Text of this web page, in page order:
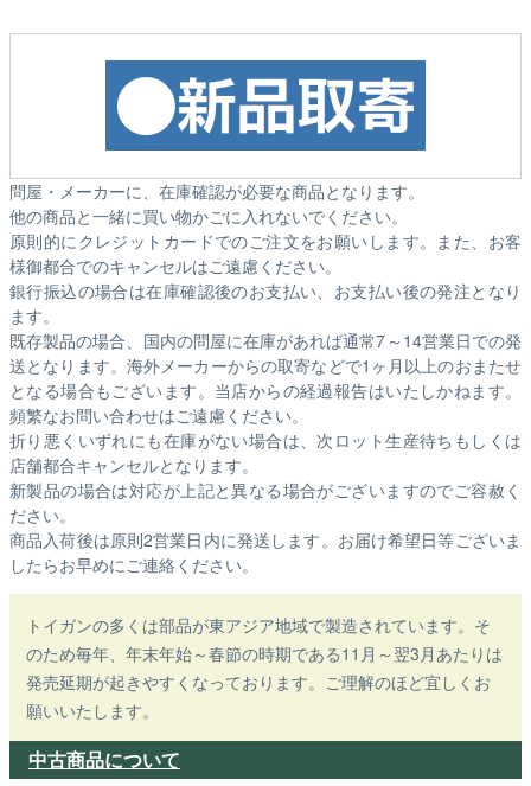
問屋・メーカーに、在庫確認が必要な商品となります。
他の商品と一緒に買い物かごに入れないでください。
原則的にクレジットカードでのご注文をお願いします。また、お客
様御都合でのキャンセルはご遠慮ください。
銀行振込の場合は在庫確認後のお支払い、お支払い後の発注となり
ます。
既存製品の場合、国内の問屋に在庫があれば通常7～14営業日での発
送となります。海外メーカーからの取寄などで1ヶ月以上のおまたせ
となる場合もございます。 当店からの経過報告はいたしかねます。
頻繁なお問い合わせはご遠慮ください。
折り悪くいずれにも在庫がない場合は、次ロット生産待ちもしくは
店舗都合キャンセルとなります。
新製品の場合は対応が上記と異なる場合がございますのでご容赦く
ださい。
商品入荷後は原則2営業日内に発送します。お届け希望日等ございま
したらお早めにご連絡ください。
トイガンの多くは部品が東アジア地域で製造されています。そ
のため毎年、年末年始～春節の時期である11月～翌3月あたりは
発売延期が起きやすくなっております。ご理解のほど宜しくお
願いいたします。
中古商品について